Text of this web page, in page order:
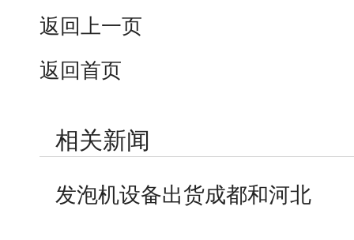
返回上一页
返回首页
相关新闻
发泡机设备出货成都和河北